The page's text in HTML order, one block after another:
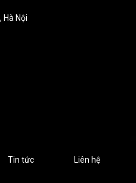
Hà Nội
Tin tức Liên hệ